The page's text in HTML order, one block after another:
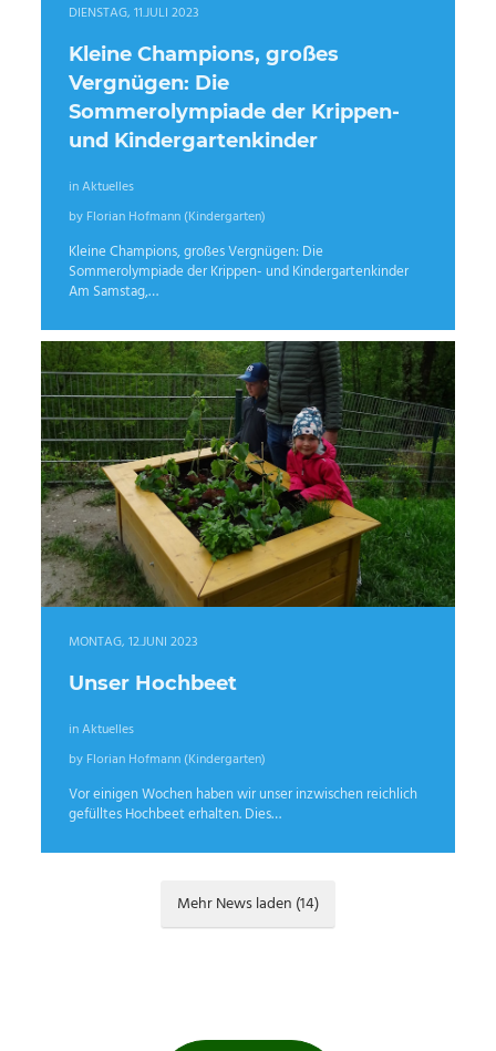
DIENSTAG, 11.JULI 2023
Kleine Champions, großes
Vergnügen: Die
Sommerolympiade der Krippen-
und Kindergartenkinder
in Aktuelles
by Florian Hofmann (Kindergarten)
Kleine Champions, großes Vergnügen: Die
Sommerolympiade der Krippen- und Kindergartenkinder
Am Samstag,…
MONTAG, 12.JUNI 2023
Unser Hochbeet
in Aktuelles
by Florian Hofmann (Kindergarten)
Vor einigen Wochen haben wir unser inzwischen reichlich
gefülltes Hochbeet erhalten. Dies…
Mehr News laden (14)